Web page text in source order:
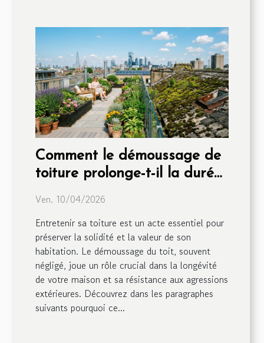
Comment le démoussage de
toiture prolonge-t-il la durée
Ven. 10/04/2026
Entretenir sa toiture est un acte essentiel pour
préserver la solidité et la valeur de son
habitation. Le démoussage du toit, souvent
négligé, joue un rôle crucial dans la longévité
de votre maison et sa résistance aux agressions
extérieures. Découvrez dans les paragraphes
suivants pourquoi ce...